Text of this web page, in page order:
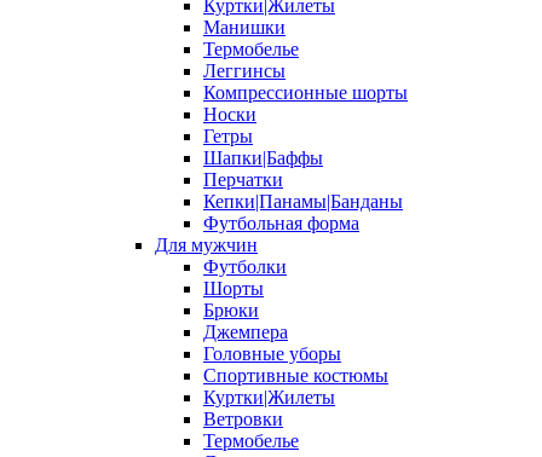
Куртки|Жилеты
Манишки
Термобелье
Леггинсы
Компрессионные шорты
Носки
Гетры
Шапки|Баффы
Перчатки
Кепки|Панамы|Банданы
Футбольная форма
Для мужчин
Футболки
Шорты
Брюки
Джемпера
Головные уборы
Спортивные костюмы
Куртки|Жилеты
Ветровки
Термобелье